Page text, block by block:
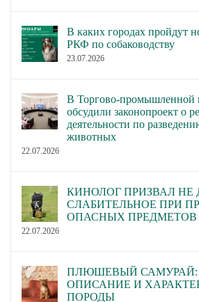
В каких городах пройдут
РКФ по собаководству
23.07.2026
В Торгово-промышленной
обсудили законопроект о
деятельности по
животных
22.07.2026
КИНОЛОГ ПРИЗВАЛ НЕ
СЛАБИТЕЛЬНОЕ ПРИ
ОПАСНЫХ ПРЕДМЕТОВ
22.07.2026
ПЛЮШЕВЫЙ
ОПИСАНИЕ И
ПОРОДЫ